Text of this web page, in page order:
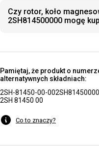
Czy rotor, koło
2SH814500000 mogę
Pamiętaj, że produkt o
alternatywnych składniach:
2SH-81450-00-00
2SH 81450 00
Co to znaczy?